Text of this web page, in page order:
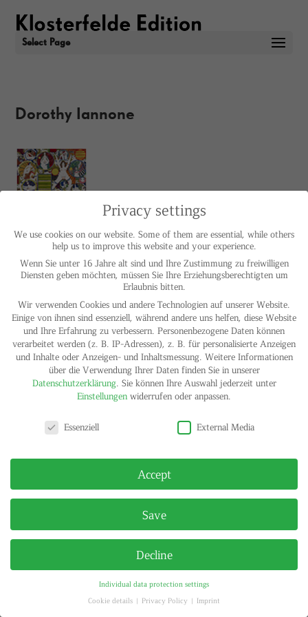
Select Page
Dorothy Iannone
PRIVACY POLICY
© HELGA MARIA KLOSTERFELDE | ALL RIGHTS RESERVED
Privacy settings
We use cookies on our website. Some of them are essential, while others
help us to improve this website and your experience.
Wenn Sie unter 16 Jahre alt sind und Ihre Zustimmung zu freiwilligen
Diensten geben möchten, müssen Sie Ihre Erziehungsberechtigten um
Erlaubnis bitten.
Wir verwenden Cookies und andere Technologien auf unserer Website.
Einige von ihnen sind essenziell, während andere uns helfen, diese Website
und Ihre Erfahrung zu verbessern. Personenbezogene Daten können
verarbeitet werden (z. B. IP-Adressen), z. B. für personalisierte Anzeigen
und Inhalte oder Anzeigen- und Inhaltsmessung. Weitere Informationen
über die Verwendung Ihrer Daten finden Sie in unserer
Datenschutzerklärung. Sie können Ihre Auswahl jederzeit unter
Einstellungen widerrufen oder anpassen.
Essenziell
External Media
Accept
Save
Decline
Individual data protection settings
Cookie details
Privacy Policy Imprint